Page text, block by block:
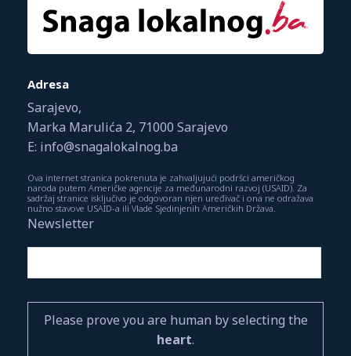
Adresa
Sarajevo,
Marka Marulića 2, 71000 Sarajevo
E: info@snagalokalnog.ba
Ova internet stranica pokrenuta je zahvaljujući podršci američkog
naroda putem Američke agencije za međunarodni razvoj (USAID). Za
sadržaj stranice isključivo je odgovoran njen uređivač i ona ne odražava
nužno stavove USAID-a ili Vlade Sjedinjenih Američkih Država.
Newsletter
Please prove you are human by selecting the
heart.